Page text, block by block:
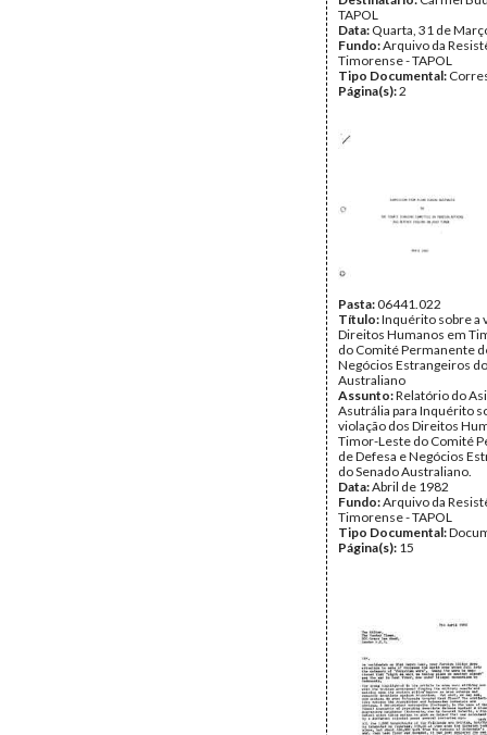
TAPOL
Data: Quarta, 31 de
Fundo:Arquivo da
Timorense - TAPOL
Tipo Documental:
Página(s):2
Pasta:06441.022
Título:Inquérito sobre a
Direitos Humanos em
do Comité Permanente
Negócios Estrangeiros
Australiano
Assunto:Relatório do
Asutrália para Inquérito
violação dos Direitos
Timor-Leste do Comité
de Defesa e Negócios
do Senado Australiano.
Data:Abril de 1982
Fundo:Arquivo da
Timorense - TAPOL
Tipo Documental:
Página(s): 15